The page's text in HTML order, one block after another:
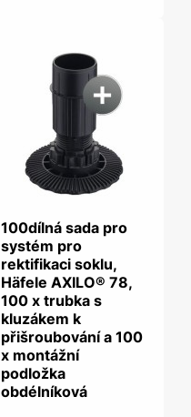
100dílná sada pro
systém pro
rektifikaci soklu,
Häfele AXILO® 78,
100 x trubka s
kluzákem k
přišroubování a 100
x montážní
podložka
obdélníková